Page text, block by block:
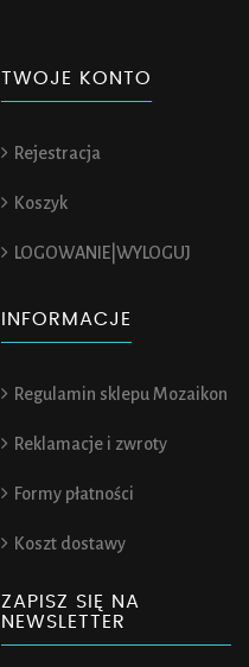
TWOJE KONTO
Rejestracja
Koszyk
LOGOWANIE|WYLOGUJ
INFORMACJE
Regulamin sklepu Mozaikon
Reklamacje i zwroty
Formy płatności
Koszt dostawy
ZAPISZ SIĘ NA
NEWSLETTER